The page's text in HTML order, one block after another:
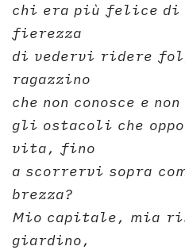
chi era più felice di
fierezza
di vedervi ridere
ragazzino
che non conosce e
gli ostacoli che
vita, fino
a scorrervi sopra
brezza?
Mio capitale, mia
giardino,